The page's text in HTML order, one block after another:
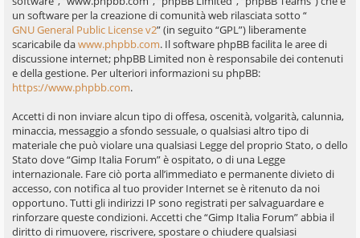
un software per la creazione di comunità web rilasciata sotto “
GNU General Public License v2” (in seguito “GPL”) liberamente
scaricabile dawww.phpbb.com. Il software phpBB facilita le aree di
discussione internet; phpBB Limited non è responsabile dei contenuti
e della gestione. Per ulteriori informazioni su phpBB:
https://www.phpbb.com.
Accetti di non inviare alcun tipo di offesa, oscenità, volgarità, calunnia,
minaccia, messaggio a sfondo sessuale, o qualsiasi altro tipo di
materiale che può violare una qualsiasi Legge del proprio Stato, o dello
Stato dove “Gimp Italia Forum” è ospitato, o di una Legge
internazionale. Fare ciò porta all’immediato e permanente divieto di
accesso, con notifica al tuo provider Internet se è ritenuto da noi
opportuno. Tutti gli indirizzi IP sono registrati per salvaguardare e
rinforzare queste condizioni. Accetti che “Gimp Italia Forum” abbia il
diritto di rimuovere, riscrivere, spostare o chiudere qualsiasi